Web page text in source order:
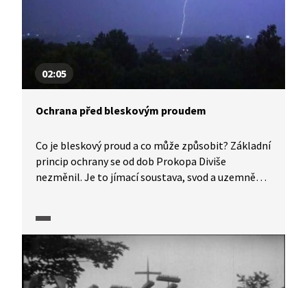
jeho objevů. Hlavním předmětem Divišova bádání
byla elektřina, zabýval se dokonce i využitím
statické elektřiny v lékařství. Dozvíme se ale také,
co blesk způsobuje a jak se před ním chráníme
v současnosti.
02:05
Ochrana před bleskovým proudem
Co je bleskový proud a co může způsobit? Základní
princip ochrany se od dob Prokopa Diviše
nezměnil. Je to jímací soustava, svod a uzemnění
hromosvody, ale jejich správná funkce zatím
nebyla dostatečně prokázána.